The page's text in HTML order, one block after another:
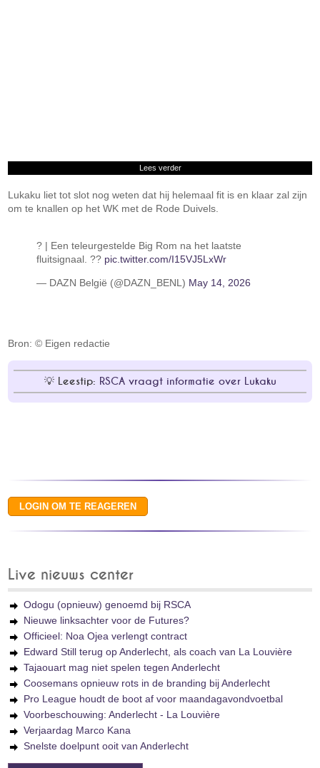
Lees verder
Lukaku liet tot slot nog weten dat hij helemaal fit is en klaar zal zijn
om te knallen op het WK met de Rode Duivels.
?️ | Een teleurgestelde Big Rom na het laatste
fluitsignaal. ?? pic.twitter.com/I15VJ5LxWr
— DAZN België (@DAZN_BENL) May 14, 2026
Bron: © Eigen redactie
Leestip: RSCA vraagt informatie over Lukaku
Live nieuws center
Odogu (opnieuw) genoemd bij RSCA
Nieuwe linksachter voor de Futures?
Officieel: Noa Ojea verlengt contract
Edward Still terug op Anderlecht, als coach van La Louvière
Tajaouart mag niet spelen tegen Anderlecht
Coosemans opnieuw rots in de branding bij Anderlecht
Pro League houdt de boot af voor maandagavondvoetbal
Voorbeschouwing: Anderlecht - La Louvière
Verjaardag Marco Kana
Snelste doelpunt ooit van Anderlecht